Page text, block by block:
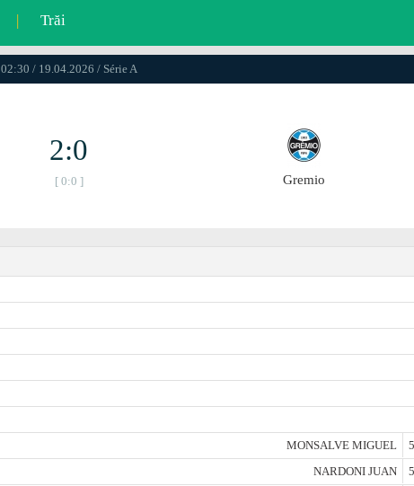
| Trăi
02:30 / 19.04.2026 / Série A
2:0
[ 0:0 ] Gremio
MONSALVE MIGUEL
NARDONI JUAN